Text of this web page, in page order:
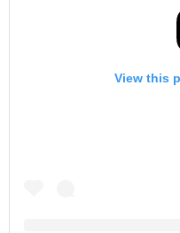
View this